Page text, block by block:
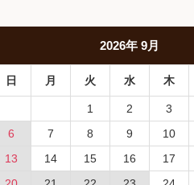
2026年9月
日 月 火 水 木
1 2
3
6
7 8 9
10
13
14 15 16
17